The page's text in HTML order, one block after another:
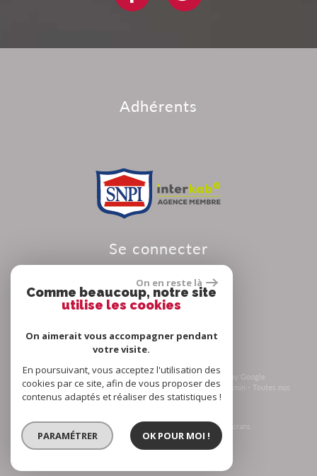
adhérents
se connecter
© 2026 | Tous droits réservés | Traduction powered by Google
Plan du site- Mentions légales- Nos honoraires-Liens- Admin - Toutes nos
annonces-Politique RGPD
un seul site adaptable à tous les types d'écrans.
On en reste là
Comme beaucoup, notre site
utilise les cookies
On aimerait vous accompagner pendant
votre visite.
En poursuivant, vous acceptez l'utilisation des
cookies par ce site, afin de vous proposer des
contenus adaptés et réaliser des statistiques !
PARAMÉTRER OK POUR MOI !